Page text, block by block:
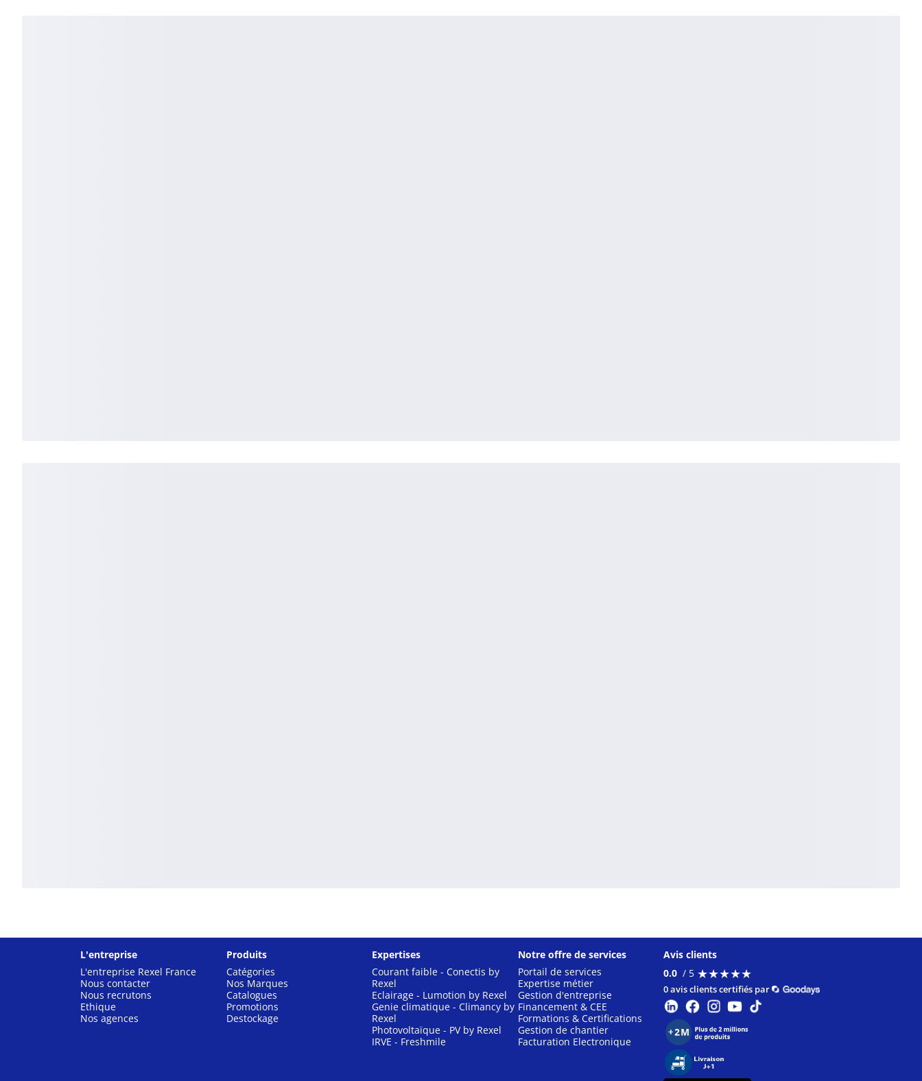
L'entreprise
L'entreprise Rexel France
Nous contacter
Nous recrutons
Ethique
Nos agences
Produits
Catégories
Nos Marques
Catalogues
Promotions
Destockage
Expertises
Courant faible - Conectis by
Rexel
Eclairage - Lumotion by Rexel
Genie climatique - Climancy by
Rexel
Photovoltaïque - PV by Rexel
IRVE - Freshmile
Notre offre de services
Portail de services
Expertise métier
Gestion d'entreprise
Financement & CEE
Formations & Certifications
Gestion de chantier
Facturation Electronique
Avis clients
0.0 / 5 ★★★★★
★★★★★
0 avis clients certifiés par